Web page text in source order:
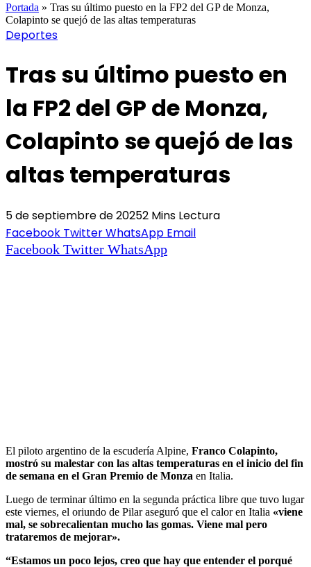
Portada » Tras su último puesto en la FP2 del GP de Monza,
Colapinto se quejó de las altas temperaturas
Deportes
Tras su último puesto en
la FP2 del GP de Monza,
Colapinto se quejó de las
altas temperaturas
5 de septiembre de 20252 Mins Lectura
Facebook TwitterWhatsApp Email
Facebook Twitter WhatsApp
El piloto argentino de la escudería Alpine, Franco Colapinto,
mostró su malestar con las altas temperaturas en el inicio del fin
de semana en el Gran Premio de Monza en Italia.
Luego de terminar último en la segunda práctica libre que tuvo lugar
este viernes, el oriundo de Pilar aseguró que el calor en Italia «viene
mal, se sobrecalientan mucho las gomas. Viene mal pero
trataremos de mejorar».
“Estamos un poco lejos, creo que hay que entender el porqué